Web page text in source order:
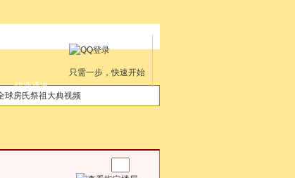
只需一步，快速开始
快捷通道
球房氏祭祖大典视频